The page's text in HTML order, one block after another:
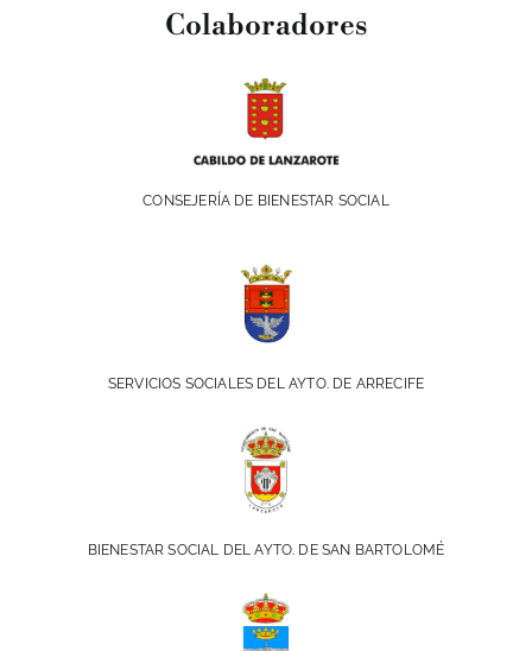
Colaboradores
CONSEJERÍA DE BIENESTAR SOCIAL
SERVICIOS SOCIALES DEL AYTO. DE ARRECIFE
BIENESTAR SOCIAL DEL AYTO. DE SAN BARTOLOMÉ